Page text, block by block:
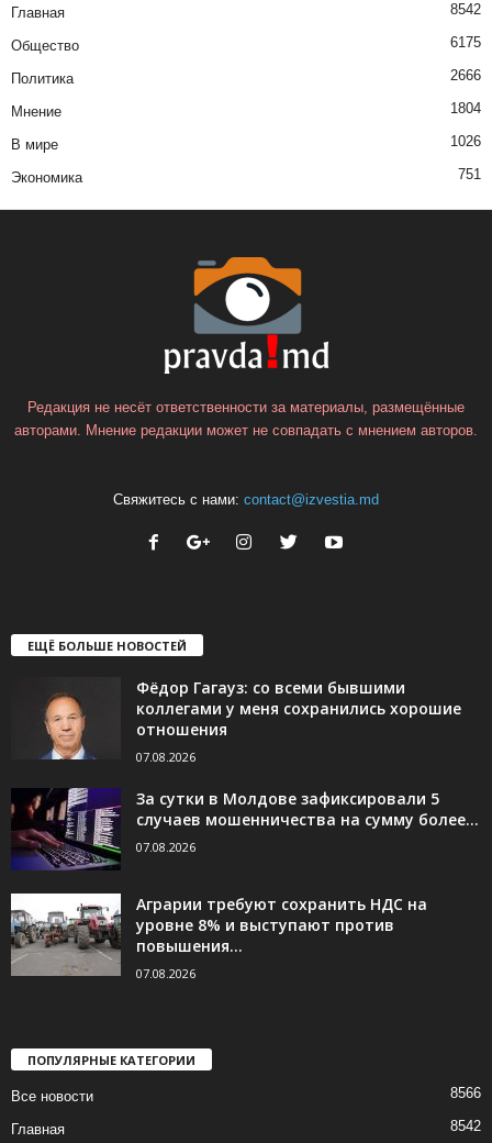
Главная 8542
Общество 6175
Политика 2666
Мнение 1804
В мире 1026
Экономика 751
Редакция не несёт ответственности за материалы, размещённые
авторами. Мнение редакции может не совпадать с мнением авторов.
Свяжитесь с нами: contact@izvestia.md
ЕЩЁ БОЛЬШЕ НОВОСТЕЙ
Фёдор Гагауз: со всеми бывшими
коллегами у меня сохранились хорошие
отношения
07.08.2026
За сутки в Молдове зафиксировали 5
случаев мошенничества на сумму более...
07.08.2026
Аграрии требуют сохранить НДС на
уровне 8% и выступают против
повышения...
07.08.2026
ПОПУЛЯРНЫЕ КАТЕГОРИИ
Все новости 8566
Главная 8542